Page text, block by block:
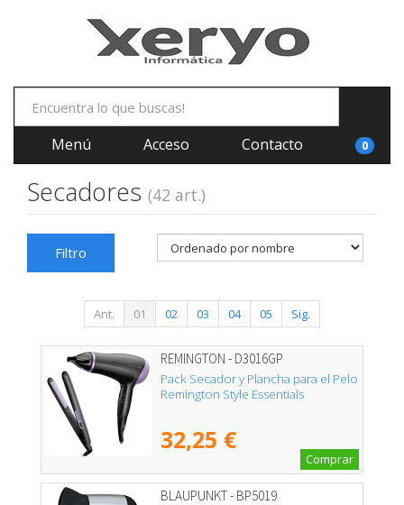
Menú Acceso Contacto 0
Secadores (42 art.)
Filtro
Ant. 01 02 03 04 05 Sig.
REMINGTON - D3016GP
Pack Secador y Plancha para el Pelo
Remington Style Essentials
32,25 €
Comprar
BLAUPUNKT - BP5019